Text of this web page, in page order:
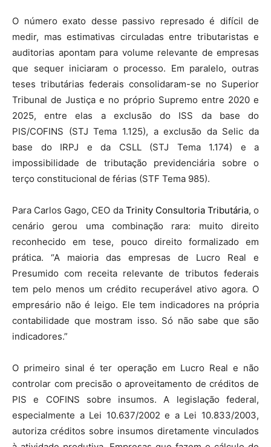
O número exato desse passivo represado é difícil de
medir, mas estimativas circuladas entre tributaristas e
auditorias apontam para volume relevante de empresas
que sequer iniciaram o processo. Em paralelo, outras
teses tributárias federais consolidaram-se no Superior
Tribunal de Justiça e no próprio Supremo entre 2020 e
2025, entre elas a exclusão do ISS da base do
PIS/COFINS (STJ Tema 1.125), a exclusão da Selic da
base do IRPJ e da CSLL (STJ Tema 1.174) e a
impossibilidade de tributação previdenciária sobre o
terço constitucional de férias (STF Tema 985).
Para Carlos Gago, CEO daTrinity Consultoria Tributária, o
cenário gerou uma combinação rara: muito direito
reconhecido em tese, pouco direito formalizado em
prática. “A maioria das empresas de Lucro Real e
Presumido com receita relevante de tributos federais
tem pelo menos um crédito recuperável ativo agora. O
empresário não é leigo. Ele tem indicadores na própria
contabilidade que mostram isso. Só não sabe que são
indicadores.”
O primeiro sinal é ter operação em Lucro Real e não
controlar com precisão o aproveitamento de créditos de
PIS e COFINS sobre insumos. A legislação federal,
especialmente a Lei 10.637/2002 e a Lei 10.833/2003,
autoriza créditos sobre insumos diretamente vinculados